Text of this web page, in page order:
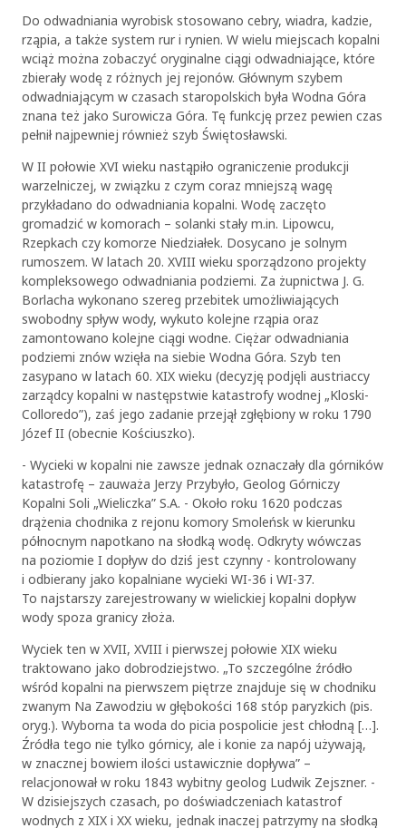
Do odwadniania wyrobisk stosowano cebry, wiadra, kadzie,
rząpia, a także system rur i rynien. W wielu miejscach kopalni
wciąż można zobaczyć oryginalne ciągi odwadniające, które
zbierały wodę z różnych jej rejonów. Głównym szybem
odwadniającym w czasach staropolskich była Wodna Góra
znana też jako Surowicza Góra. Tę funkcję przez pewien czas
pełnił najpewniej również szyb Świętosławski.
W II połowie XVI wieku nastąpiło ograniczenie produkcji
warzelniczej, w związku z czym coraz mniejszą wagę
przykładano do odwadniania kopalni. Wodę zaczęto
gromadzić w komorach – solanki stały m.in. Lipowcu,
Rzepkach czy komorze Niedziałek. Dosycano je solnym
rumoszem. W latach 20. XVIII wieku sporządzono projekty
kompleksowego odwadniania podziemi. Za żupnictwa J. G.
Borlacha wykonano szereg przebitek umożliwiających
swobodny spływ wody, wykuto kolejne rząpia oraz
zamontowano kolejne ciągi wodne. Ciężar odwadniania
podziemi znów wzięła na siebie Wodna Góra. Szyb ten
zasypano w latach 60. XIX wieku (decyzję podjęli austriaccy
zarządcy kopalni w następstwie katastrofy wodnej „Kloski-
Colloredo”), zaś jego zadanie przejął zgłębiony w roku 1790
Józef II (obecnie Kościuszko).
- Wycieki w kopalni nie zawsze jednak oznaczały dla górników
katastrofę – zauważa Jerzy Przybyło, Geolog Górniczy
Kopalni Soli „Wieliczka” S.A. - Około roku 1620 podczas
drążenia chodnika z rejonu komory Smoleńsk w kierunku
północnym napotkano na słodką wodę. Odkryty wówczas
na poziomie I dopływ do dziś jest czynny - kontrolowany
i odbierany jako kopalniane wycieki WI-36 i WI-37.
To najstarszy zarejestrowany w wielickiej kopalni dopływ
wody spoza granicy złoża.
Wyciek ten w XVII, XVIII i pierwszej połowie XIX wieku
traktowano jako dobrodziejstwo. „To szczególne źródło
wśród kopalni na pierwszem piętrze znajduje się w chodniku
zwanym Na Zawodziu w głębokości 168 stóp paryzkich (pis.
oryg.). Wyborna ta woda do picia pospolicie jest chłodną […].
Źródła tego nie tylko górnicy, ale i konie za napój używają,
w znacznej bowiem ilości ustawicznie dopływa” –
relacjonował w roku 1843 wybitny geolog Ludwik Zejszner. -
W dzisiejszych czasach, po doświadczeniach katastrof
wodnych z XIX i XX wieku, jednak inaczej patrzymy na słodką